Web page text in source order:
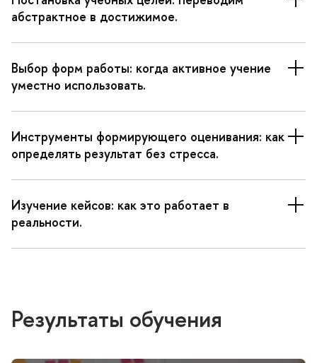
абстрактное в достижимое.
ыбор форм работы: когда активное учение
уместно использовать.
Инструменты формирующего оценивания: как
определять результат без стресса.
Изучение кейсов: как это работает
реальности.
Результаты обучения